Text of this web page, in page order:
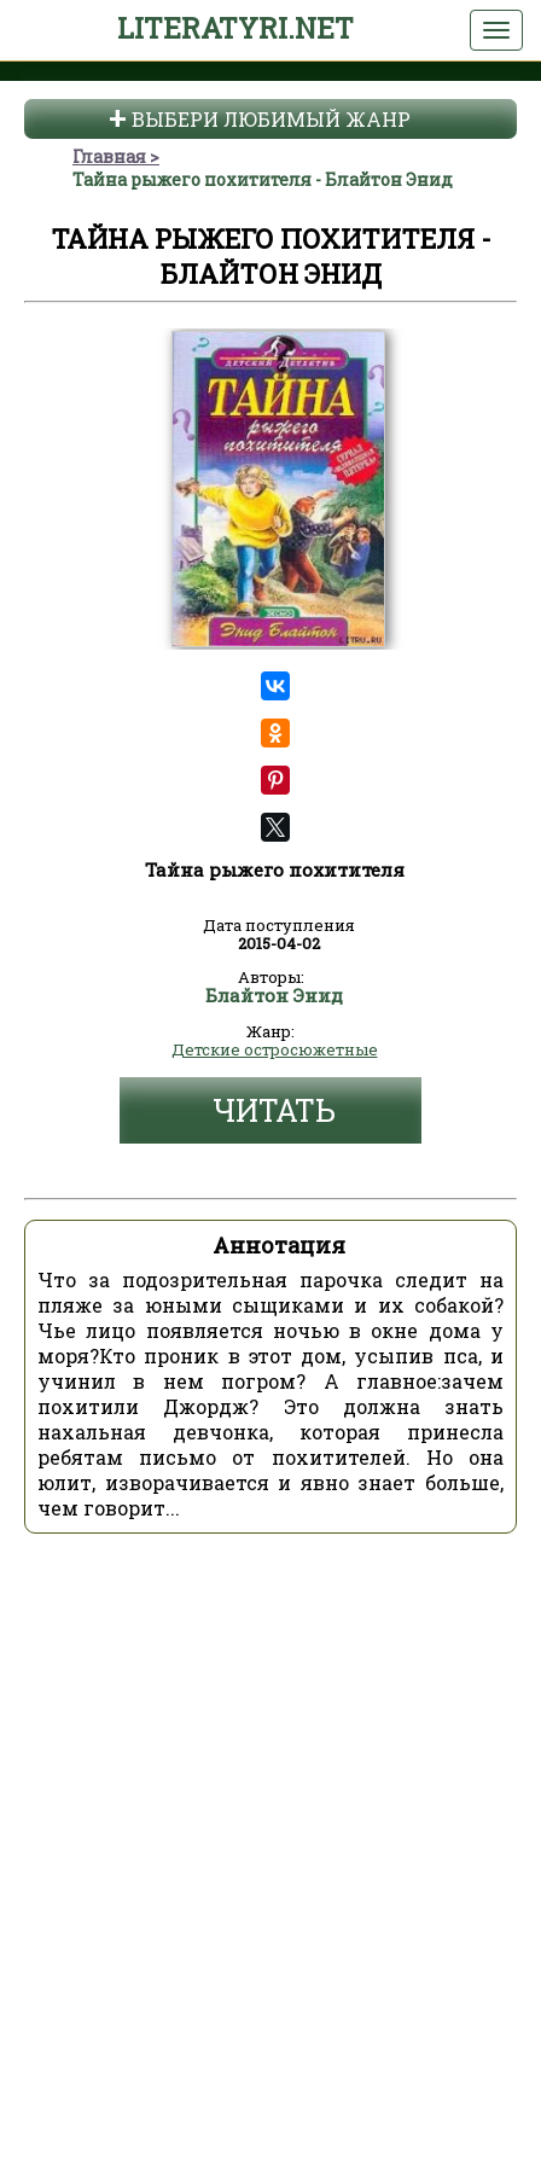
LITERATYRI.NET
ВЫБЕРИ ЛЮБИМЫЙ ЖАНР
Главная
Тайна рыжего похитителя - Блайтон Энид
ТАЙНА РЫЖЕГО ПОХИТИТЕЛЯ -
БЛАЙТОН ЭНИД
Тайна рыжего похитителя
Дата поступления
2015-04-02
Авторы:
Блайтон Энид
Жанр:
Детские остросюжетные
ЧИТАТЬ
Аннотация
Что за подозрительная парочка следит на
пляже за юными сыщиками и их собакой?
Чье лицо появляется ночью в окне дома у
моря?Кто проник в этот дом, усыпив пса, и
учинил в нем погром? А главное:зачем
похитили Джордж? Это должна знать
нахальная девчонка, которая принесла
ребятам письмо от похитителей. Но она
юлит, изворачивается и явно знает больше,
чем говорит...